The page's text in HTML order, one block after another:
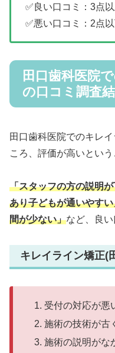
✅良い口コミ：3点
✅悪い口コミ：2点
田口歯科医院
の口コミ調査
田口歯科医院でのキレ
ころ、評価が高いという
「スタッフの方の説明
あり子どもが通いやすい
間が少ない」など、良い
キレイライン矯正(
受付の対応が悪
施術の技術が古
施術の説明がな